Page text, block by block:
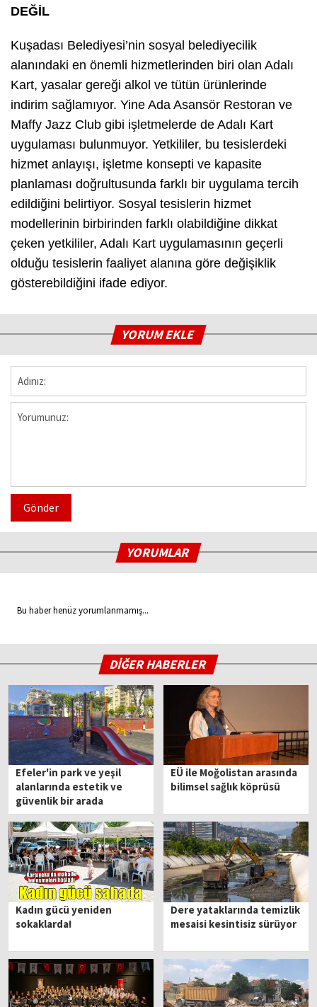
DEĞİL
Kuşadası Belediyesi’nin sosyal belediyecilik
alanındaki en önemli hizmetlerinden biri olan Adalı
Kart, yasalar gereği alkol ve tütün ürünlerinde
indirim sağlamıyor. Yine Ada Asansör Restoran ve
Maffy Jazz Club gibi işletmelerde de Adalı Kart
uygulaması bulunmuyor. Yetkililer, bu tesislerdeki
hizmet anlayışı, işletme konsepti ve kapasite
planlaması doğrultusunda farklı bir uygulama tercih
edildiğini belirtiyor. Sosyal tesislerin hizmet
modellerinin birbirinden farklı olabildiğine dikkat
çeken yetkililer, Adalı Kart uygulamasının geçerli
olduğu tesislerin faaliyet alanına göre değişiklik
gösterebildiğini ifade ediyor.
YORUM EKLE
Gönder
YORUMLAR
Bu haber henüz yorumlanmamış...
DİĞER HABERLER
Efeler'in park ve yeşil
alanlarında estetik ve
güvenlik bir arada
EÜ ile Moğolistan arasında
bilimsel sağlık köprüsü
Kadın gücü yeniden
sokaklarda!
Dere yataklarında temizlik
mesaisi kesintisiz sürüyor